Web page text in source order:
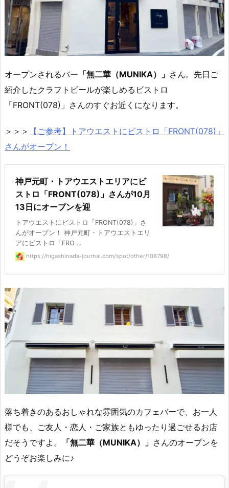
オープンされるバー 「無二華（MUNIKA）」 さん。先日ご
紹介したクラフトビールが楽しめるビストロ
「FRONT(078)」さんのすぐお近くになります。
＞＞＞ 【ご参考】
トアウエストにビストロ「FRONT(078)」
さんがオープン！
神戸元町・トアウエストエリアにビ
ストロ「FRONT(078)」さんが10月
13日にオープンを迎
トアウエストにビストロ「FRONT(078)」さ
んがオープン！ 神戸元町・トアウエストエリ
アにビストロ「FRO ...
https://higashinada-journal.com/spot/other/108798/
落ち着きのあるおしゃれな雰囲気のカフェバーで、お一人
様でも、ご友人・恋人・ご家族ともゆったり過ごせるお店
だそうですよ。
「無二華（MUNIKA）」 さんのオープンを
どうぞお楽しみに♪